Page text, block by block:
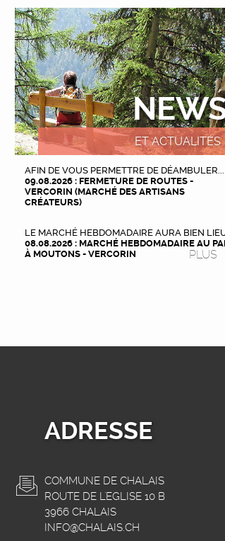
ET ACTUALITÉS
AFIN DE VOUS PERMETTRE DE DÉAMBULER...
09.08.2026 : FERMETURE DE ROUTES -
VERCORIN (MARCHÉ DES ARTISANS
CRÉATEURS)
LE MARCHÉ HEBDOMADAIRE AURA BIEN
08.08.2026 : MARCHÉ HEBDOMADAIRE AU
À MOUTONS - VERCORIN
PLUS
ADRESSE
COMMUNE DE CHALAIS
ROUTE DE L'EGLISE 10 B
3966 CHALAIS
INFO@CHALAIS.CH